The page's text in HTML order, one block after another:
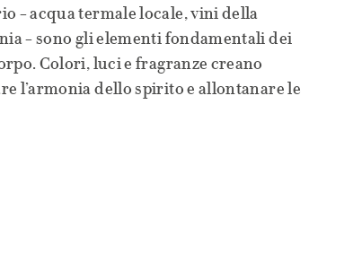
– acqua termale locale, vini della
– sono gli elementi fondamentali dei
Colori, luci e fragranze creano
l’armonia dello spirito e allontanare le